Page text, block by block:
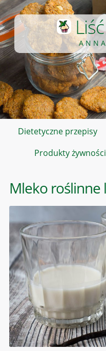
Dietetyczne przepisy
Produkty
Mleko roślinne